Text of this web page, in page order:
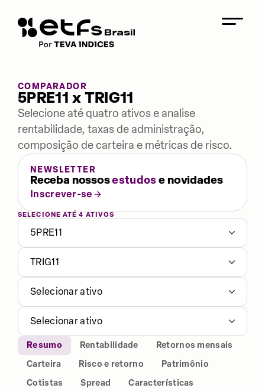
COMPARADOR
5PRE11 x TRIG11
Selecione até quatro ativos e analise
rentabilidade, taxas de administração,
composição de carteira e métricas de risco.
NEWSLETTER
Receba nossosestudose novidades
Inscrever-se
SELECIONE ATÉ 4 ATIVOS
5PRE11
TRIG11
Selecionar ativo
Selecionar ativo
Resumo Rentabilidade
Retornos mensais
Carteira
Risco e retorno
Patrimônio
Cotistas
Spread Características